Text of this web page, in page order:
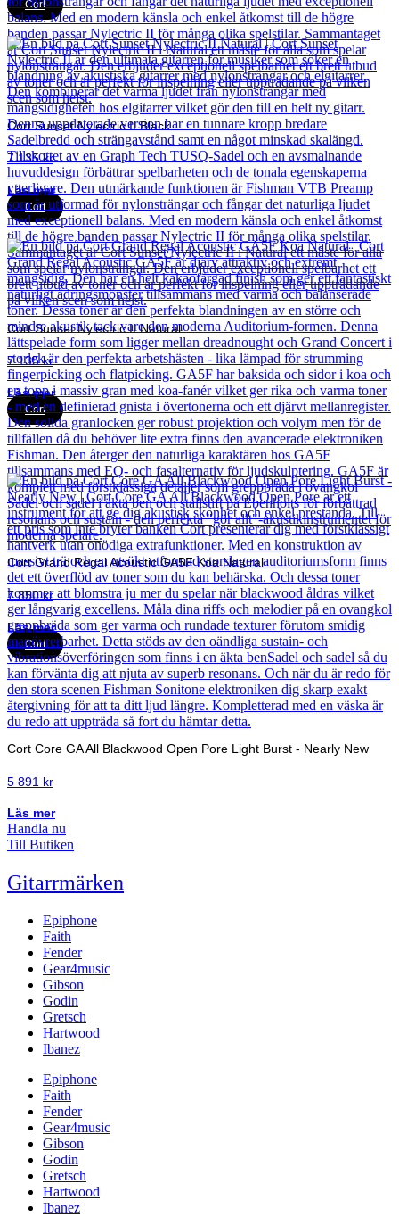
Cort
Cort Sunset Nylectric II Black
7 135kr
Läs mer
Cort
Cort Sunset Nylectric II Natural
7 135kr
Läs mer
Cort
Cort Grand Regal Acoustic GA5F Koa Natural
7 850kr
Läs mer
Cort
Cort Core GA All Blackwood Open Pore Light Burst - Nearly New
5 891 kr
Läs mer
Handla nu
Till Butiken
Gitarrmärken
Epiphone
Faith
Fender
Gear4music
Gibson
Godin
Gretsch
Hartwood
Ibanez
Epiphone
Faith
Fender
Gear4music
Gibson
Godin
Gretsch
Hartwood
Ibanez